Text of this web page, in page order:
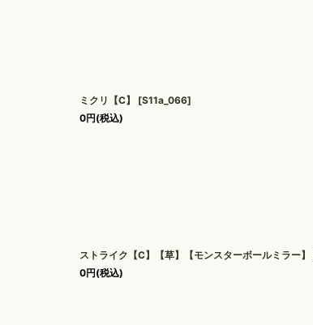
ミクリ【C】 [S11a_066]
0円(税込)
ストライク【C】【草】【モンスターボールミラー】
0円(税込)